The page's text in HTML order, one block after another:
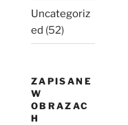
Uncategoriz
ed (52)
ZAPISANE
W
OBRAZAC
H